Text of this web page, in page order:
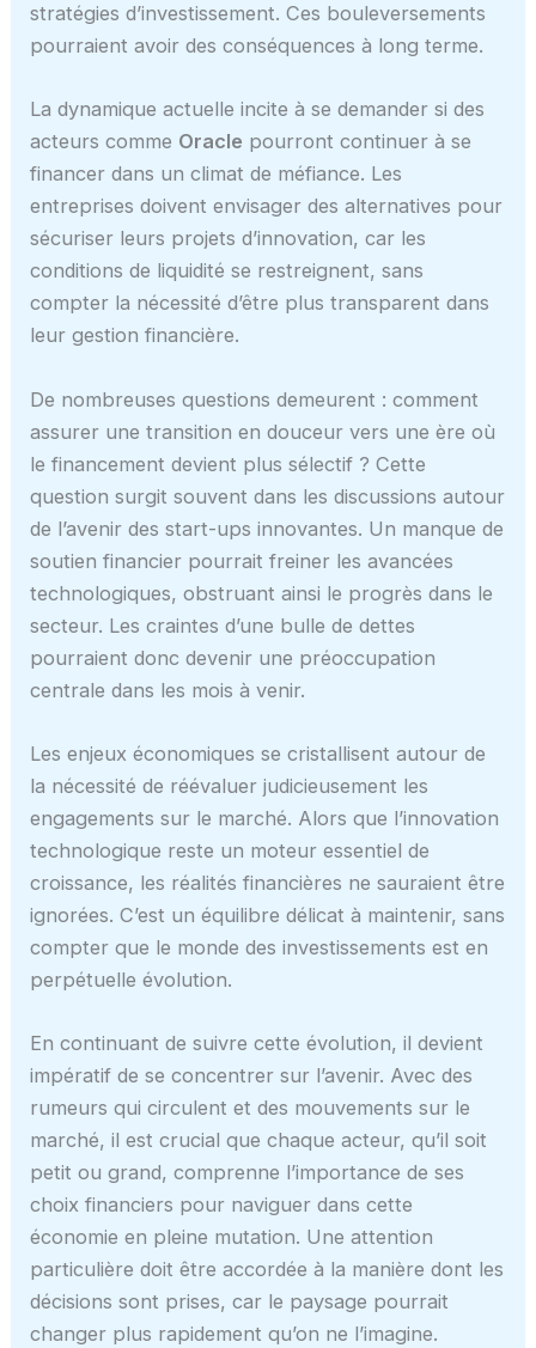
stratégies d’investissement. Ces bouleversements
pourraient avoir des conséquences à long terme.
La dynamique actuelle incite à se demander si des
acteurs comme Oracle pourront continuer à se
financer dans un climat de méfiance. Les
entreprises doivent envisager des alternatives pour
sécuriser leurs projets d’innovation, car les
conditions de liquidité se restreignent, sans
compter la nécessité d’être plus transparent dans
leur gestion financière.
De nombreuses questions demeurent : comment
assurer une transition en douceur vers une ère où
le financement devient plus sélectif ? Cette
question surgit souvent dans les discussions autour
de l’avenir des start-ups innovantes. Un manque de
soutien financier pourrait freiner les avancées
technologiques, obstruant ainsi le progrès dans le
secteur. Les craintes d’une bulle de dettes
pourraient donc devenir une préoccupation
centrale dans les mois à venir.
Les enjeux économiques se cristallisent autour de
la nécessité de réévaluer judicieusement les
engagements sur le marché. Alors que l’innovation
technologique reste un moteur essentiel de
croissance, les réalités financières ne sauraient être
ignorées. C’est un équilibre délicat à maintenir, sans
compter que le monde des investissements est en
perpétuelle évolution.
En continuant de suivre cette évolution, il devient
impératif de se concentrer sur l’avenir. Avec des
rumeurs qui circulent et des mouvements sur le
marché, il est crucial que chaque acteur, qu’il soit
petit ou grand, comprenne l’importance de ses
choix financiers pour naviguer dans cette
économie en pleine mutation. Une attention
particulière doit être accordée à la manière dont les
décisions sont prises, car le paysage pourrait
changer plus rapidement qu’on ne l’imagine.